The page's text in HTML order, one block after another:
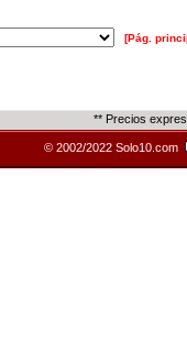
[Pág.
** Precios
© 2002/2022 Solo10.com